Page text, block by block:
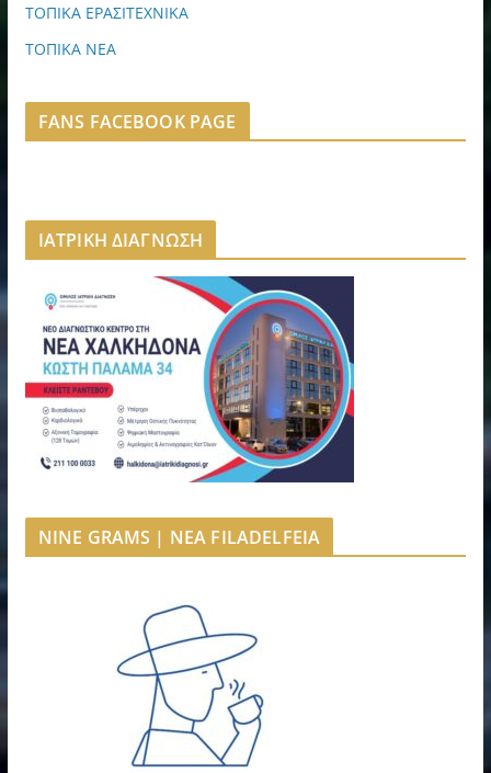
ΤΟΠΙΚΑ ΕΡΑΣΙΤΕΧΝΙΚΑ
ΤΟΠΙΚΑ ΝΕΑ
FANS FACEBOOK PAGE
ΙΑΤΡΙΚΗ ΔΙΑΓΝΩΣΗ
NINE GRAMS | NEA FILADELFEIA